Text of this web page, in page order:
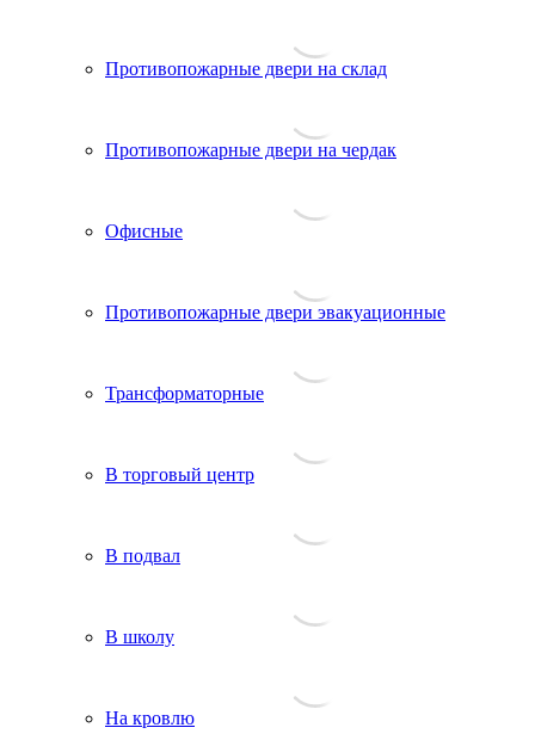
Противопожарные двери на склад
Противопожарные двери на чердак
Офисные
Противопожарные двери эвакуационные
Трансформаторные
В торговый центр
В подвал
В школу
На кровлю